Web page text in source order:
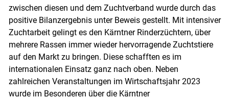
Skip to main content
zwischen diesen und dem Zuchtverband wurde durch das
positive Bilanzergebnis unter Beweis gestellt. Mit intensiver
Zuchtarbeit gelingt es den Kärntner Rinderzüchtern, über
mehrere Rassen immer wieder hervorragende Zuchtstiere
auf den Markt zu bringen. Diese schafften es im
internationalen Einsatz ganz nach oben. Neben
zahlreichen Veranstaltungen im Wirtschaftsjahr 2023
wurde im Besonderen über die Kärntner